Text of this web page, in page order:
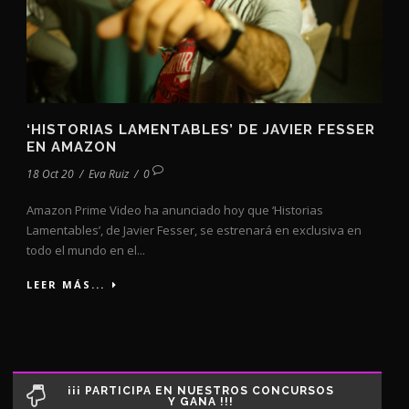
‘HISTORIAS LAMENTABLES’ DE JAVIER FESSER
EN AMAZON
18 Oct 20 / Eva Ruiz / 0
Amazon Prime Video ha anunciado hoy que ‘Historias
Lamentables’, de Javier Fesser, se estrenará en exclusiva en
todo el mundo en el...
LEER MÁS...
¡¡¡ PARTICIPA EN NUESTROS CONCURSOS
Y GANA !!!